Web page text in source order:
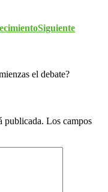
Siguiente
el debate?
publicada. Los campos